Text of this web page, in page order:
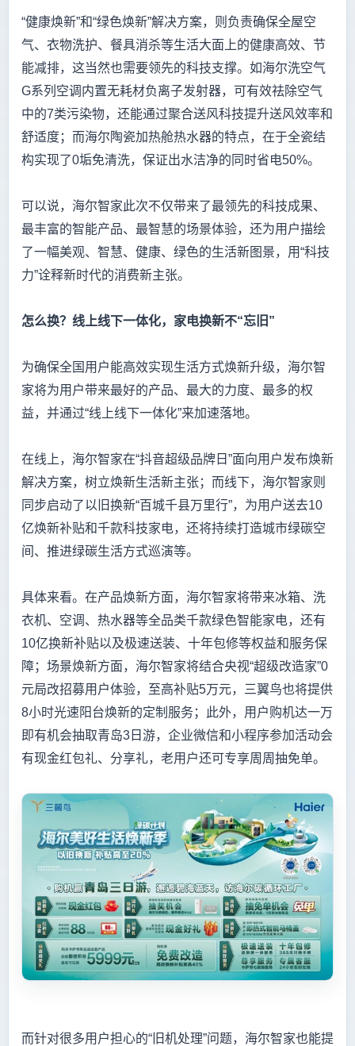
“健康焕新”和“绿色焕新”解决方案，则负责确保全屋空
气、衣物洗护、餐具消杀等生活大面上的健康高效、节
能减排，这当然也需要领先的科技支撑。如海尔洗空气
G系列空调内置无耗材负离子发射器，可有效祛除空气
中的7类污染物，还能通过聚合送风科技提升送风效率和
舒适度；而海尔陶瓷加热舱热水器的特点，在于全瓷结
构实现了0垢免清洗，保证出水洁净的同时省电50%。
可以说，海尔智家此次不仅带来了最领先的科技成果、
最丰富的智能产品、最智慧的场景体验，还为用户描绘
了一幅美观、智慧、健康、绿色的生活新图景，用“科技
力”诠释新时代的消费新主张。
怎么换？线上线下一体化，家电换新不“忘旧”
为确保全国用户能高效实现生活方式焕新升级，海尔智
家将为用户带来最好的产品、最大的力度、最多的权
益，并通过“线上线下一体化”来加速落地。
在线上，海尔智家在“抖音超级品牌日”面向用户发布焕新
解决方案，树立焕新生活新主张；而线下，海尔智家则
同步启动了以旧换新“百城千县万里行”，为用户送去10
亿焕新补贴和千款科技家电，还将持续打造城市绿碳空
间、推进绿碳生活方式巡演等。
具体来看。在产品焕新方面，海尔智家将带来冰箱、洗
衣机、空调、热水器等全品类千款绿色智能家电，还有
10亿换新补贴以及极速送装、十年包修等权益和服务保
障；场景焕新方面，海尔智家将结合央视“超级改造家”0
元局改招募用户体验，至高补贴5万元，三翼鸟也将提供
8小时光速阳台焕新的定制服务；此外，用户购机达一万
即有机会抽取青岛3日游，企业微信和小程序参加活动会
有现金红包礼、分享礼，老用户还可专享周周抽免单。
而针对很多用户担心的“旧机处理”问题，海尔智家也能提